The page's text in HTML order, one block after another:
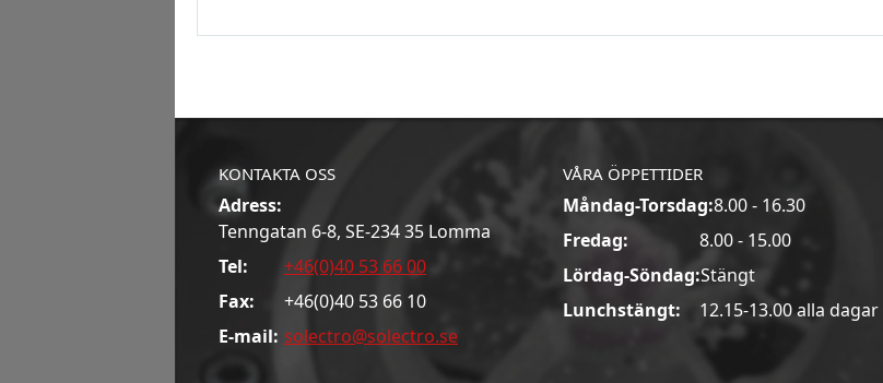
KONTAKTA OSS
Adress:
Tenngatan 6-8, SE-234 35 Lomma
Tel:
+46(0)40 53 66 00
Fax:
+46(0)40 53 66 10
E-mail: solectro@solectro.se
VÅRA ÖPPETTIDER
Måndag-Torsdag:8.00 - 16.30
Fredag:
8.00 - 15.00
Lördag-Söndag:Stängt
Lunchstängt:
12.15-13.00 alla dagar